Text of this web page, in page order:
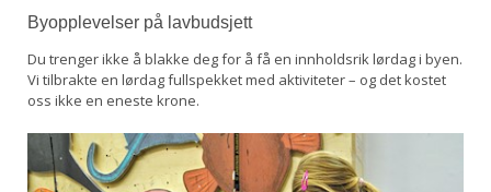
Byopplevelser på lavbudsjett
Du trenger ikke å blakke deg for å få en innholdsrik lørdag i byen.
Vi tilbrakte en lørdag fullspekket med aktiviteter – og det kostet
oss ikke en eneste krone.